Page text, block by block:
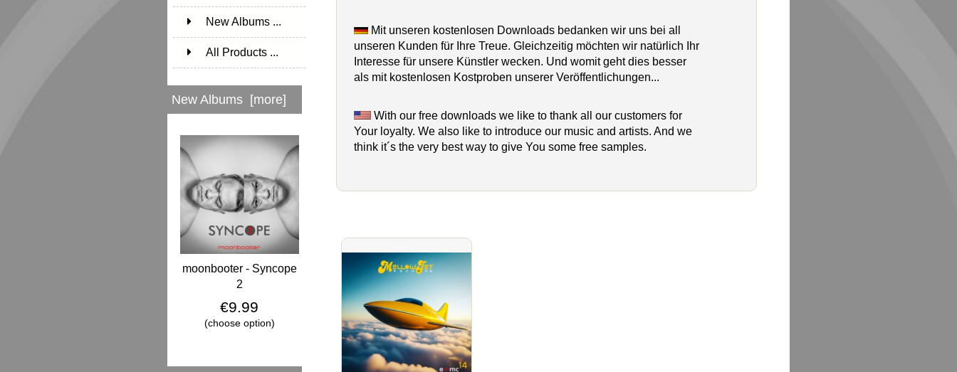
1
New Albums ...
All Products ...
New Albums [more]
moonbooter - Syncope
2
€9.99
(choose option)
Mit unseren kostenlosen Downloads bedanken wir uns bei all
unseren Kunden für Ihre Treue. Gleichzeitig möchten wir natürlich Ihr
Interesse für unsere Künstler wecken. Und womit geht dies besser
als mit kostenlosen Kostproben unserer Veröffentlichungen...
With our free downloads we like to thank all our customers for
Your loyalty. We also like to introduce our music and artists. And we
think it´s the very best way to give You some free samples.